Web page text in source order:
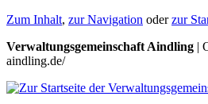
Zum Inhalt, zur Navigation oderzur
Verwaltungsgemeinschaft Aindling |
aindling.de/